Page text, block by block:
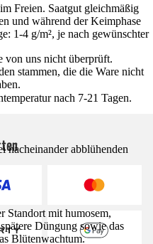
Freien. Saatgut gleichmäßig
und während der Keimphase
1-4 g/m², je nach gewünschter
nach 7-21 Tagen.
nacheinander abblühenden
Standort mit humosem,
Düngung sowie das
Blütenwachtum.
von uns nicht überprüft.
stammen, die die Ware nicht